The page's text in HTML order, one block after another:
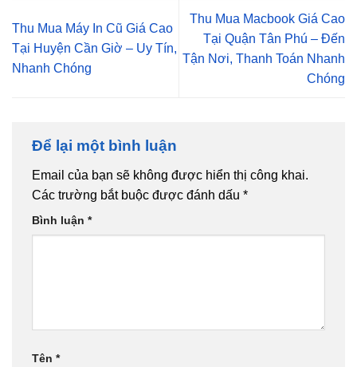
Thu Mua Máy In Cũ Giá Cao
Tại Huyện Cần Giờ – Uy Tín,
Nhanh Chóng
Thu Mua Macbook Giá Cao
Tại Quận Tân Phú – Đến
Tận Nơi, Thanh Toán Nhanh
Chóng
Để lại một bình luận
Email của bạn sẽ không được hiển thị công khai.
Các trường bắt buộc được đánh dấu *
Bình luận *
Tên *